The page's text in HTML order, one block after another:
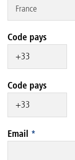
France
Code pays
Code pays
Email *